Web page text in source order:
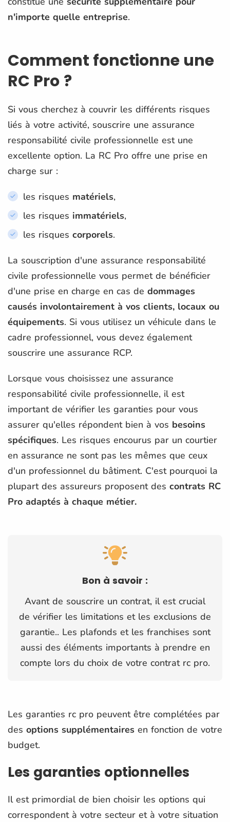
n'importe quelle entreprise.
Comment fonctionne une
RC Pro ?
Si vous cherchez à couvrir les différents risques
liés à votre activité, souscrire une assurance
responsabilité civile professionnelle est une
excellente option. La RC Pro offre une prise en
charge sur :
les risques matériels,
les risques immatériels,
les risques corporels.
La souscription d'une assurance responsabilité
civile professionnelle vous permet de bénéficier
d'une prise en charge en cas de dommages
causés involontairement à vos clients, locaux ou
équipements. Si vous utilisez un véhicule dans le
cadre professionnel, vous devez également
souscrire une assurance RCP.
Lorsque vous choisissez une assurance
responsabilité civile professionnelle, il est
important de vérifier les garanties pour vous
assurer qu'elles répondent bien à vos besoins
spécifiques. Les risques encourus par un courtier
en assurance ne sont pas les mêmes que ceux
d'un professionnel du bâtiment. C'est pourquoi la
plupart des assureurs proposent des contrats RC
Pro adaptés à chaque métier.
Bon à savoir :
Avant de souscrire un contrat, il est crucial
de vérifier les limitations et les exclusions de
garantie.. Les plafonds et les franchises sont
aussi des éléments importants à prendre en
compte lors du choix de votre contrat rc pro.
Les garanties rc pro peuvent être complétées par
des options supplémentaires en fonction de votre
budget.
Les garanties optionnelles
Il est primordial de bien choisir les options qui
correspondent à votre secteur et à votre situation